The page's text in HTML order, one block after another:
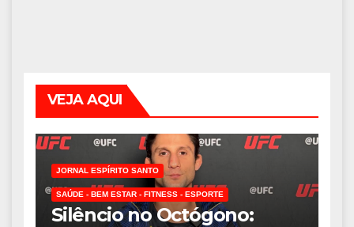
VEJA AQUI
JORNAL ESPÍRITO SANTO
SAÚDE - BEM ESTAR - FITNESS - ESPORTE
Silêncio no Octógono: